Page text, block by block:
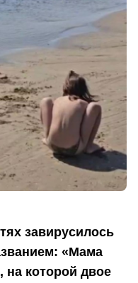
завирусилось
«Мама
которой двое